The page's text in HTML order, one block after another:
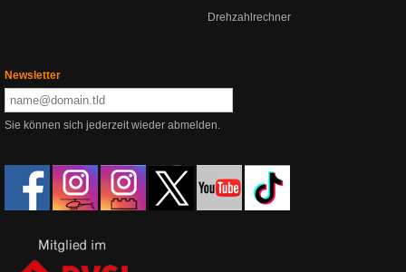
Drehzahlrechner
Newsletter
Sie können sich jederzeit wieder abmelden.